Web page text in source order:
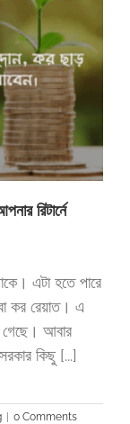
রিটার্নে
এটা হতে পারে
কর রেয়াত। এ
গেছে। আবার
কিছু [...]
| 0 Comments